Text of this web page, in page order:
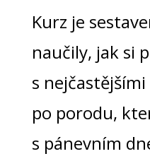
Kurz je
naučily, jak si
s
po porodu,
s pánevním